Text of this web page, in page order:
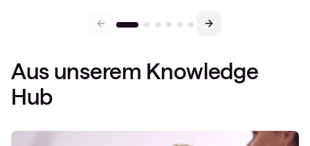
Aus unserem Knowledge
Hub